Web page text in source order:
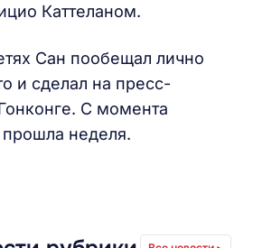
Каттеланом.
Сан пообещал лично
и сделал на пресс-
С момента
неделя.